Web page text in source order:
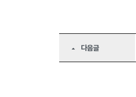
arrow_drop_up 다음글